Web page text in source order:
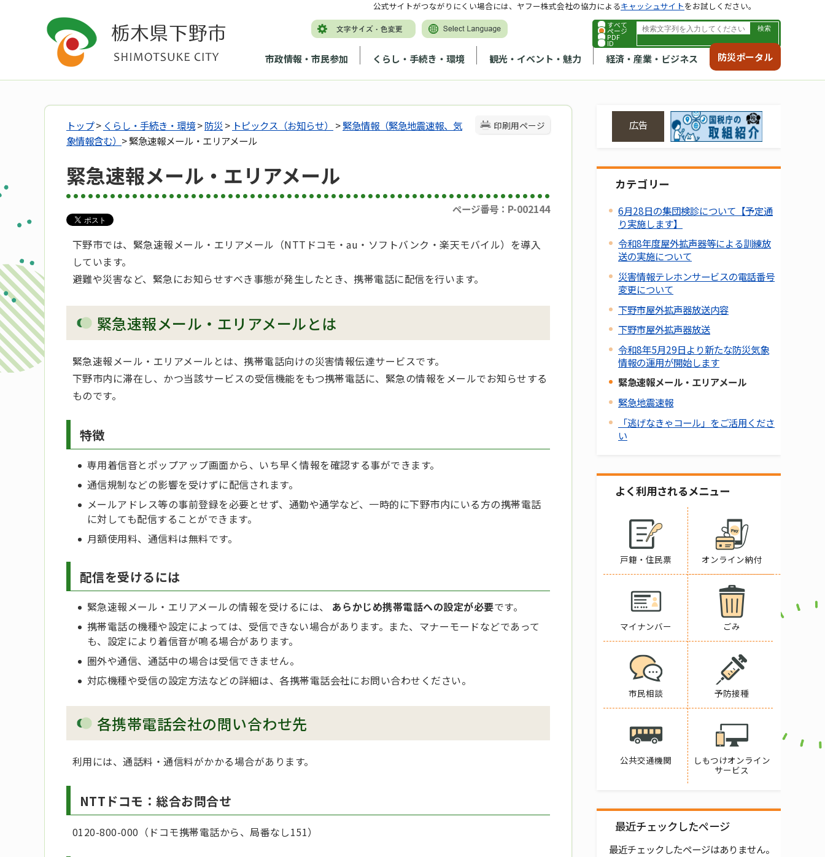
すべて
ページ
PDF
ID
市政情報・市民参加 くらし・手続き・環境 観光・イベント・魅力 経済・産業・ビジネス 防災ポータル
公式サイトがつながりにくい場合には、ヤフー株式会社の協力によるキャッシュサイトをお試しください。
印刷用ページ
トップ> くらし・手続き・環境>防災 > トピックス（お知らせ） >緊急情報（緊急地震速報、気
象情報含む） > 緊急速報メール・エリアメール
緊急速報メール・エリアメール
ページ番号：P-002144
下野市では、緊急速報メール・エリアメール（NTTドコモ・au・ソフトバンク・楽天モバイル）を導入
しています。
避難や災害など、緊急にお知らせすべき事態が発生したとき、携帯電話に配信を行います。
緊急速報メール・エリアメールとは
緊急速報メール・エリアメールとは、携帯電話向けの災害情報伝達サービスです。
下野市内に滞在し、かつ当該サービスの受信機能をもつ携帯電話に、緊急の情報をメールでお知らせする
ものです。
特徴
専用着信音とポップアップ画面から、いち早く情報を確認する事ができます。
通信規制などの影響を受けずに配信されます。
メールアドレス等の事前登録を必要とせず、通勤や通学など、一時的に下野市内にいる方の携帯電話
に対しても配信することができます。
月額使用料、通信料は無料です。
配信を受けるには
緊急速報メール・エリアメールの情報を受けるには、 あらかじめ携帯電話への設定が必要です。
携帯電話の機種や設定によっては、受信できない場合があります。また、マナーモードなどであって
も、設定により着信音が鳴る場合があります。
圏外や通信、通話中の場合は受信できません。
対応機種や受信の設定方法などの詳細は、各携帯電話会社にお問い合わせください。
各携帯電話会社の問い合わせ先
利用には、通話料・通信料がかかる場合があります。
NTTドコモ：総合お問合せ
0120-800-000（ドコモ携帯電話から、局番なし151）
広告
カテゴリー
6月28日の集団検診について【予定通
り実施します】
令和8年度屋外拡声器等による訓練放
送の実施について
災害情報テレホンサービスの電話番号
変更について
下野市屋外拡声器放送内容
下野市屋外拡声器放送
令和8年5月29日より新たな防災気象
情報の運用が開始します
緊急速報メール・エリアメール
緊急地震速報
「逃げなきゃコール」をご活用くださ
い
よく利用されるメニュー
戸籍・住民票 オンライン納付
マイナンバー ごみ
市民相談 予防接種
公共交通機関
しもつけオンライン
サービス
最近チェックしたページ
最近チェックしたページはありません。